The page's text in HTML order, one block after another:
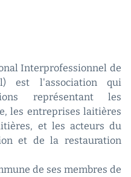
Interprofessionnel de
est l'association qui
représentant les
les entreprises laitières
et les acteurs du
et de la restauration
de ses membres de